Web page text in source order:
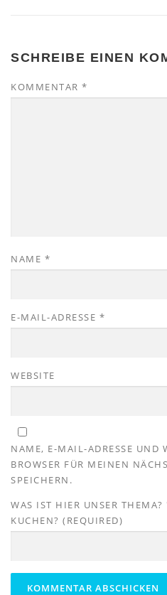
SCHREIBE EINEN
KOMMENTAR *
NAME *
E-MAIL-ADRESSE *
WEBSITE
NAME, E-MAIL-ADRESSE UND
BROWSER FÜR MEINEN
SPEICHERN.
WAS IST HIER UNSER
KUCHEN? (REQUIRED)